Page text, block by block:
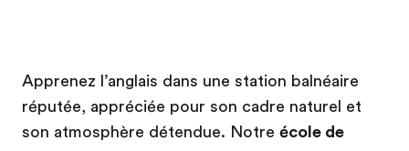
EF recrute
Rejoignez nos équipes
Apprenez l’anglais dans une station balnéaire
réputée, appréciée pour son cadre naturel et
son atmosphère détendue. Notre école de